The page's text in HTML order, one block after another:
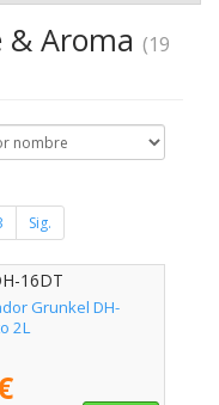
& Aroma (19
Sig.
16DT
Grunkel DH-
2L